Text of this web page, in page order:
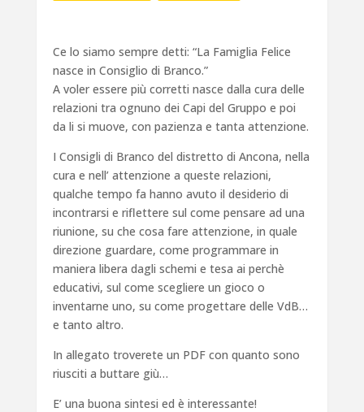
Ce lo siamo sempre detti: “La Famiglia Felice
nasce in Consiglio di Branco.”
A voler essere più corretti nasce dalla cura delle
relazioni tra ognuno dei Capi del Gruppo e poi
da li si muove, con pazienza e tanta attenzione.
I Consigli di Branco del distretto di Ancona, nella
cura e nell’ attenzione a queste relazioni,
qualche tempo fa hanno avuto il desiderio di
incontrarsi e riflettere sul come pensare ad una
riunione, su che cosa fare attenzione, in quale
direzione guardare, come programmare in
maniera libera dagli schemi e tesa ai perchè
educativi, sul come scegliere un gioco o
inventarne uno, su come progettare delle VdB…
e tanto altro.
In allegato troverete un PDF con quanto sono
riusciti a buttare giù…
E’ una buona sintesi ed è interessante!